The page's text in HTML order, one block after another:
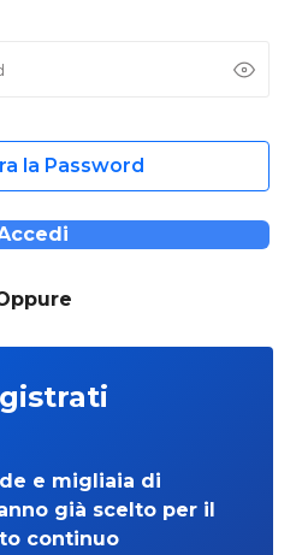
la Password
e migliaia di
già scelto per il
continuo